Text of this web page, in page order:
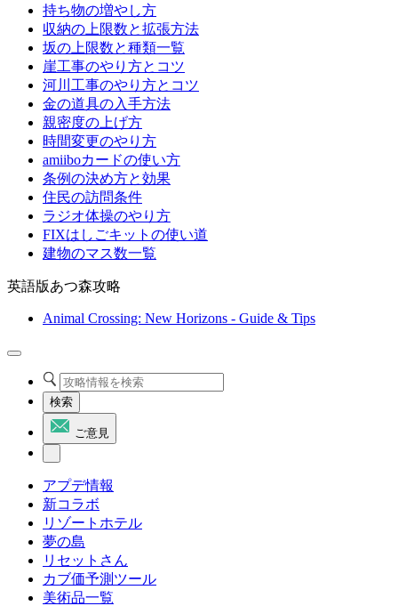
持ち物の増やし方
収納の上限数と拡張方法
坂の上限数と種類一覧
崖工事のやり方とコツ
河川工事のやり方とコツ
金の道具の入手方法
親密度の上げ方
時間変更のやり方
amiiboカードの使い方
条例の決め方と効果
住民の訪問条件
ラジオ体操のやり方
FIXはしごキットの使い道
建物のマス数一覧
英語版あつ森攻略
Animal Crossing: New Horizons - Guide & Tips
検索
ご意見
アプデ情報
新コラボ
リゾートホテル
夢の島
リセットさん
カブ価予測ツール
美術品一覧